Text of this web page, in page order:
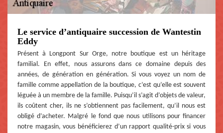
Le service d’antiquaire succession de Wantestin
Eddy
Présent à Longpont Sur Orge, notre boutique est un héritage
familial. En effet, nous assurons dans ce domaine depuis des
années, de génération en génération. Si vous voyez un nom de
famille comme appellation de la boutique, c’est qu’elle est souvent
léguée à un membre de la famille. Puisqu’il s’agit d’objets de valeur,
ils coûtent cher, ils ne s’obtiennent pas facilement, qu’il nous est
obligé d’acheter. Malgré le fond que nous utilisons pour financer
notre magasin, vous bénéficierez d’un rapport qualité-prix si vous